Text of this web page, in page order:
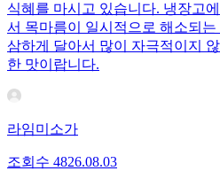
식혜를 마시고 있습니다. 냉장고
서 목마름이 일시적으로 해소되
삼하게 달아서 많이 자극적이지
한 맛이랍니다.
라임미소가
조회수 4826.08.03